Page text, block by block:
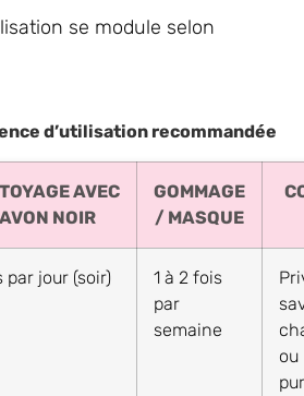
se module selon
d’utilisation recommandée
AVEC
NOIR
GOMMAGE
/ MASQUE
par jour (soir)
1 à 2 fois
par
semaine
ou